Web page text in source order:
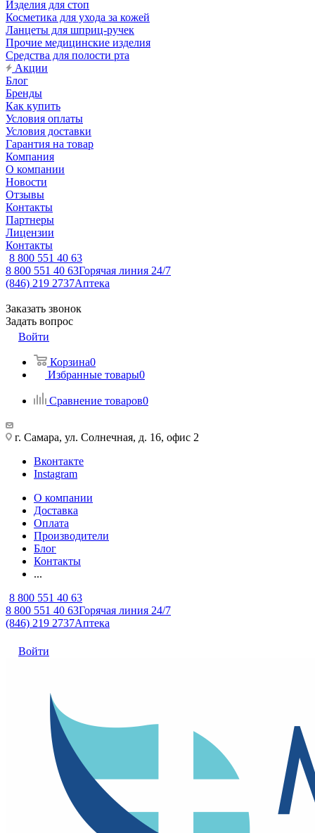
Изделия для стоп
Косметика для ухода за кожей
Ланцеты для шприц-ручек
Прочие медицинские изделия
Средства для полости рта
Акции
Блог
Бренды
Как купить
Условия оплаты
Условия доставки
Гарантия на товар
Компания
О компании
Новости
Отзывы
Контакты
Партнеры
Лицензии
Контакты
8 800 551 40 63
8 800 551 40 63Горячая линия 24/7
(846) 219 2737Аптека
Заказать звонок
Задать вопрос
Войти
Корзина0
Избранные товары0
Сравнение товаров0
г. Самара, ул. Солнечная, д. 16, офис 2
Вконтакте
Instagram
О компании
Доставка
Оплата
Производители
Блог
Контакты
...
8 800 551 40 63
8 800 551 40 63Горячая линия 24/7
(846) 219 2737Аптека
Войти